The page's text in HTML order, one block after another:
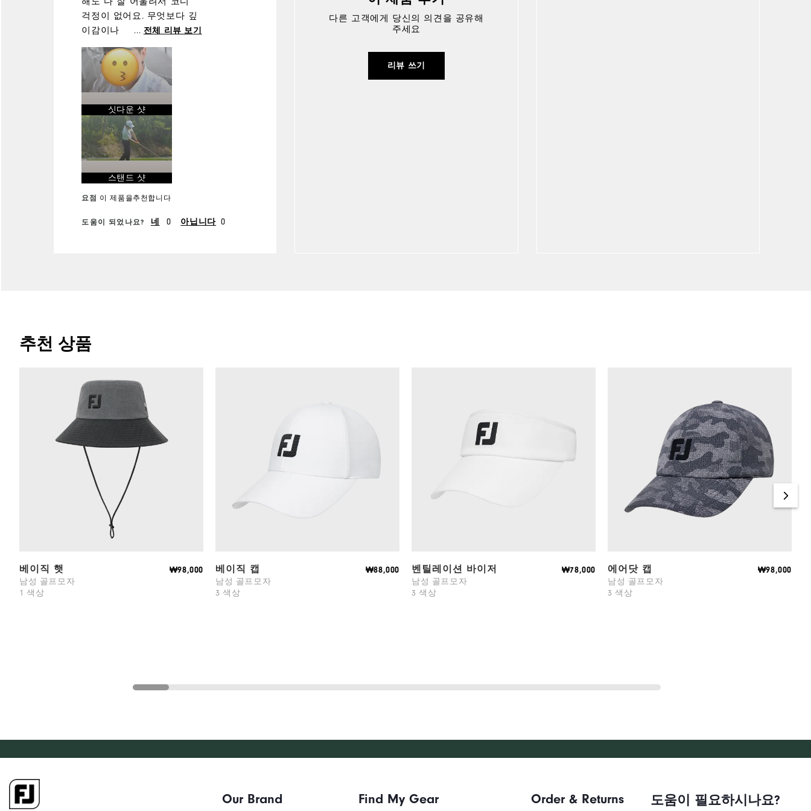
걱정이 없어요. 무엇보다 깊
이감이나 핏이 예뻐서 두상
이 진짜 예뻐 보여요. 통기성
이 좋아서 장시간 라운딩 돌
며 땀이 나도 쾌적하고, 뒤쪽
조절 끈도 편해서 머리 조임
이 전혀 없었습니다. 같이 간
동반자들이 모자 예쁘다고
어디 거냐고 물어봐서 기분
좋았네요ㅋㅋ
... 전체 리뷰 보기
싯다운 샷
스탠드 샷
요점 이 제품을추천합니다
도움이 되었나요? 네 0 아닙니다 0
다른 고객에게 당신의 의견을 공유해
주세요
리뷰 쓰기
추천 상품
베이직 햇
남성 골프모자
₩98,000
1 색상
베이직 캡
남성 골프모자
₩88,000
3 색상
벤틸레이션 바이저
남성 골프모자
₩78,000
3 색상
에어닷 캡
남성 골프모자
₩98,000
3 색상
Our Brand Find My Gear Order & Returns 도움이 필요하시나요?